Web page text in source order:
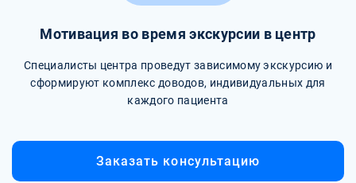
Мотивация во время экскурсии в центр
Специалисты центра проведут зависимому экскурсию и
сформируют комплекс доводов, индивидуальных для
каждого пациента
Заказать консультацию